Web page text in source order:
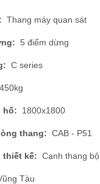
Thang máy quan sát
5 điểm dừng
C series
450kg
hố: 1800x1800
thang: CAB - P51
thiết kế: Cạnh thang bộ
Tàu